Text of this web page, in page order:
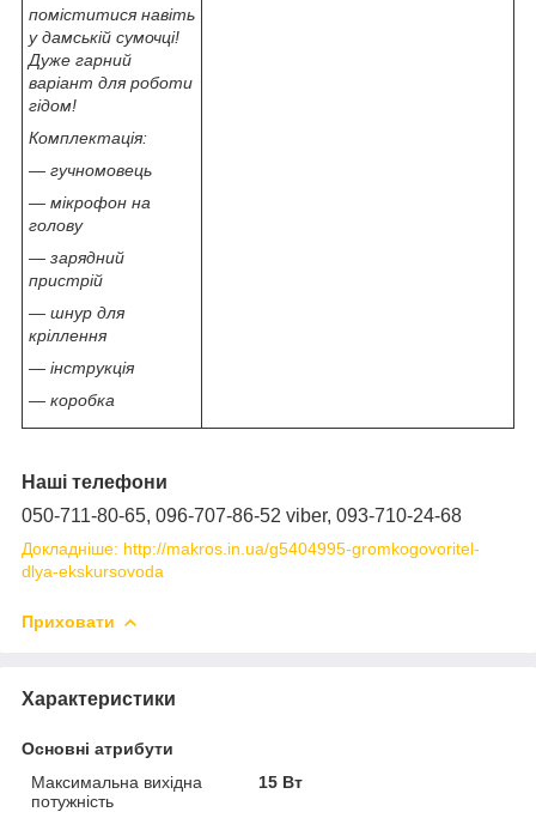
поміститися навіть
у дамській сумочці!
Дуже гарний
варіант для роботи
гідом!
Комплектація:
— гучномовець
— мікрофон на
голову
— зарядний
пристрій
— шнур для
кріллення
— інструкція
— коробка
Наші телефони
050-711-80-65, 096-707-86-52 viber, 093-710-24-68
Докладніше: http://makros.in.ua/g5404995-gromkogovoritel-
dlya-ekskursovoda
Приховати
Характеристики
Основні атрибути
Максимальна вихідна
потужність
15 Вт